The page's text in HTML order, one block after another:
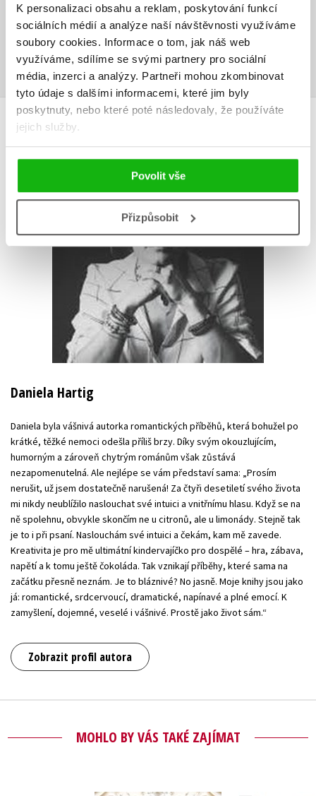
K personalizaci obsahu a reklam, poskytování funkcí
sociálních médií a analýze naší návštěvnosti využíváme
soubory cookies. Informace o tom, jak náš web
využíváme, sdílíme se svými partnery pro sociální
média, inzerci a analýzy. Partneři mohou zkombinovat
tyto údaje s dalšími informacemi, které jim byly
poskytnuty, nebo které poté následovaly, že používáte
jejich služby.
Povolit vše
Přizpůsobit
Uživatelskou recenzi mohou vkládat pouze registrovaní uživatelé
Přihlásit
AUTOR KNIHY
Daniela Hartig
Daniela byla vášnivá autorka romantických příběhů, která bohužel po
krátké, těžké nemoci odešla příliš brzy. Díky svým okouzlujícím,
humorným a zároveň chytrým románům však zůstává
nezapomenutelná. Ale nejlépe se vám představí sama: „Prosím
nerušit, už jsem dostatečně narušená! Za čtyři desetiletí svého života
mi nikdy neublížilo naslouchat své intuici a vnitřnímu hlasu. Když se na
ně spolehnu, obvykle skončím ne u citronů, ale u limonády. Stejně tak
je to i při psaní. Naslouchám své intuici a čekám, kam mě zavede.
Kreativita je pro mě ultimátní kindervajíčko pro dospělé – hra, zábava,
napětí a k tomu ještě čokoláda. Tak vznikají příběhy, které sama na
začátku přesně neznám. Je to bláznivé? No jasně. Moje knihy jsou jako
já: romantické, srdcervoucí, dramatické, napínavé a plné emocí. K
zamyšlení, dojemné, veselé i vášnivé. Prostě jako život sám.“
Zobrazit profil autora
MOHLO BY VÁS TAKÉ ZAJÍMAT